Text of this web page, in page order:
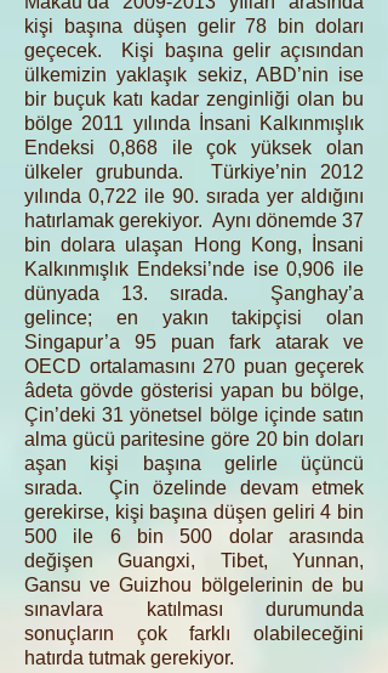
kişi başına düşen gelir 78 bin doları
geçecek. Kişi başına gelir açısından
ülkemizin yaklaşık sekiz, ABD’nin ise
bir buçuk katı kadar zenginliği olan bu
bölge 2011 yılında İnsani Kalkınmışlık
Endeksi 0,868 ile çok yüksek olan
ülkeler grubunda. Türkiye’nin 2012
yılında 0,722 ile 90. sırada yer aldığını
hatırlamak gerekiyor. Aynı dönemde 37
bin dolara ulaşan Hong Kong, İnsani
Kalkınmışlık Endeksi’nde ise 0,906 ile
dünyada 13. sırada. Şanghay’a
gelince; en yakın takipçisi olan
Singapur’a 95 puan fark atarak ve
OECD ortalamasını 270 puan geçerek
âdeta gövde gösterisi yapan bu bölge,
Çin’deki 31 yönetsel bölge içinde satın
alma gücü paritesine göre 20 bin doları
aşan kişi başına gelirle üçüncü
sırada. Çin özelinde devam etmek
gerekirse, kişi başına düşen geliri 4 bin
500 ile 6 bin 500 dolar arasında
değişen Guangxi, Tibet, Yunnan,
Gansu ve Guizhou bölgelerinin de bu
sınavlara katılması durumunda
sonuçların çok farklı olabileceğini
hatırda tutmak gerekiyor.